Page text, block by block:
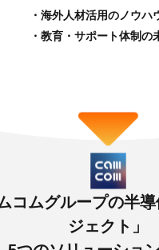
・海外人材活用のノウハ
・教育・サポート体制の
コムグループの半
ジェクト」